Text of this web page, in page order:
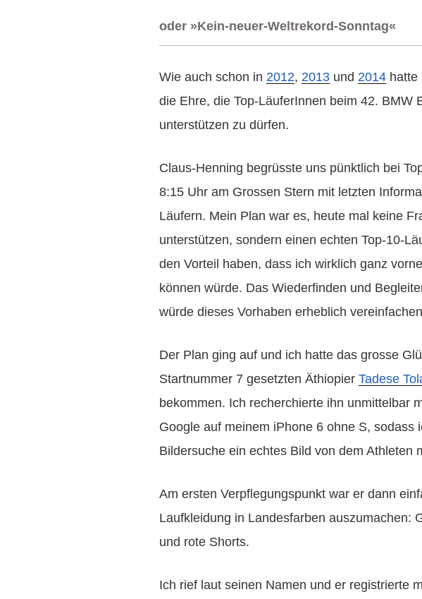
oder »Kein-neuer-Weltrekord-Sonntag«
Wie auch schon in 2012, 2013 und 2014 hatte
die Ehre, die Top-LäuferInnen beim 42. BMW
unterstützen zu dürfen.
Claus-Henning begrüsste uns pünktlich bei
8:15 Uhr am Grossen Stern mit letzten
Läufern. Mein Plan war es, heute mal keine
unterstützen, sondern einen echten Top-10-
den Vorteil haben, dass ich wirklich ganz
können würde. Das Wiederfinden und
würde dieses Vorhaben erheblich
Der Plan ging auf und ich hatte das grosse
Startnummer 7 gesetzten Äthiopier Tadese
bekommen. Ich recherchierte ihn unmittelbar
Google auf meinem iPhone 6 ohne S, sodass
Bildersuche ein echtes Bild von dem Athleten
Am ersten Verpflegungspunkt war er dann
Laufkleidung in Landesfarben auszumachen:
und rote Shorts.
Ich rief laut seinen Namen und er registrierte